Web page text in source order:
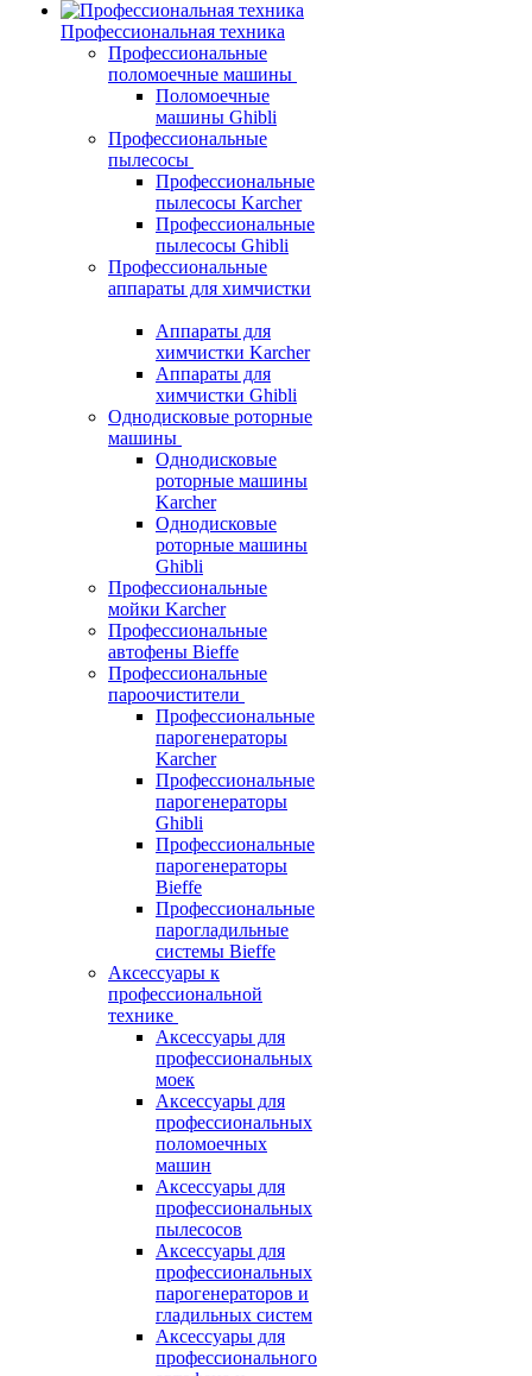
Профессиональная техника
Профессиональные
поломоечные машины
Поломоечные
машины Ghibli
Профессиональные
пылесосы
Профессиональные
пылесосы Karcher
Профессиональные
пылесосы Ghibli
Профессиональные
аппараты для химчистки
Аппараты для
химчистки Karcher
Аппараты для
химчистки Ghibli
Однодисковые роторные
машины
Однодисковые
роторные машины
Karcher
Однодисковые
роторные машины
Ghibli
Профессиональные
мойки Karcher
Профессиональные
автофены Bieffe
Профессиональные
пароочистители
Профессиональные
парогенераторы
Karcher
Профессиональные
парогенераторы
Ghibli
Профессиональные
парогенераторы
Bieffe
Профессиональные
парогладильные
системы Bieffe
Аксессуары к
профессиональной
технике
Аксессуары для
профессиональных
моек
Аксессуары для
профессиональных
поломоечных
машин
Аксессуары для
профессиональных
пылесосов
Аксессуары для
профессиональных
парогенераторов и
гладильных систем
Аксессуары для
профессионального